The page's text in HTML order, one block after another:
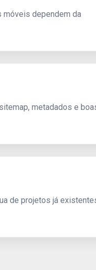
móveis dependem da
metadados e
de projetos já